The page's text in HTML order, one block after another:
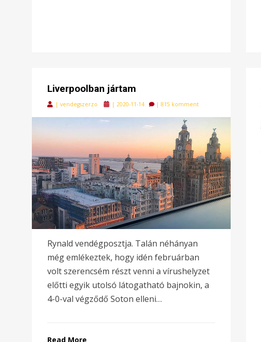
Liverpoolban jártam
| vendegszerzo
Posted
| 2020-11-14 | 815 komment
Rynald vendégposztja. Talán néhányan
még emlékeztek, hogy idén februárban
volt szerencsém részt venni a vírushelyzet
előtti egyik utolsó látogatható bajnokin, a
4-0-val végződő Soton elleni…
Read More